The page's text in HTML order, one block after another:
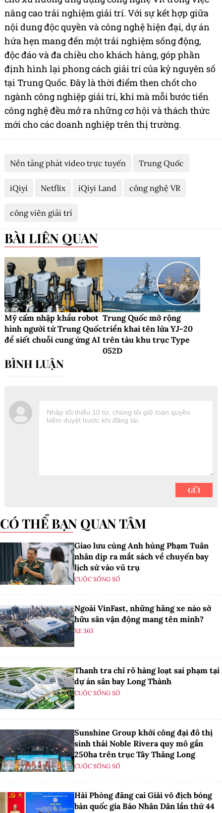
nâng cao trải nghiệm giải trí. Với sự kết hợp giữa
nội dung độc quyền và công nghệ hiện đại, dự án
hứa hẹn mang đến một trải nghiệm sống động,
độc đáo và đa chiều cho khách hàng, góp phần
định hình lại phong cách giải trí của kỷ nguyên số
tại Trung Quốc. Đây là thời điểm then chốt cho
ngành công nghiệp giải trí, khi mà mỗi bước tiến
công nghệ đều mở ra những cơ hội và thách thức
mới cho các doanh nghiệp trên thị trường.
Nền tảng phát video trực tuyến Trung Quốc
iQiyi Netflix iQiyi Land công nghệ VR
công viên giải trí
BÀI LIÊN QUAN
Mỹ cấm nhập khẩu robot
hình người từ Trung Quốc
để siết chuỗi cung ứng AI
Trung Quốc mở rộng
triển khai tên lửa YJ-20
trên tàu khu trục Type
052D
CÓ THỂ BẠN QUAN TÂM
Giao lưu cùng Anh hùng Phạm Tuân
nhân dịp ra mắt sách về chuyến bay
lịch sử vào vũ trụ
CUỘC SỐNG SỐ
Ngoài VinFast, những hãng xe nào sở
hữu sân vận động mang tên mình?
XE 365
Thanh tra chỉ rõ hàng loạt sai phạm tại
dự án sân bay Long Thành
CUỘC SỐNG SỐ
Sunshine Group khởi công đại đô thị
sinh thái Noble Rivera quy mô gần
250ha trên trục Tây Thăng Long
CUỘC SỐNG SỐ
Hải Phòng đăng cai Giải vô địch bóng
bàn quốc gia Báo Nhân Dân lần thứ 44